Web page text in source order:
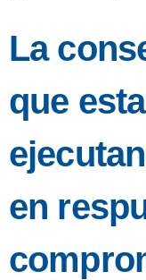
La
que
en